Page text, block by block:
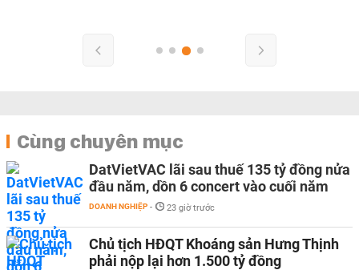
Cùng chuyên mục
DatVietVAC lãi sau thuế 135 tỷ đồng nửa
đầu năm, dồn 6 concert vào cuối năm
DOANH NGHIỆP - 23 giờ trước
Chủ tịch HĐQT Khoáng sản Hưng Thịnh
phải nộp lại hơn 1.500 tỷ đồng